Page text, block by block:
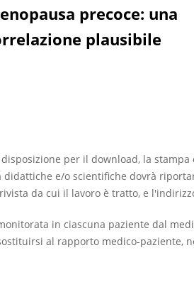
precoce: una
plausibile
per il download, la
e/o scientifiche dovrà
da cui il lavoro è tratto, e
in ciascuna paziente dal
al rapporto medico-paziente,